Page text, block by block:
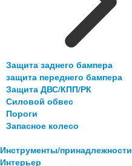
Защита заднего бампера
защита переднего бампера
Защита ДВС/КПП/РК
Силовой обвес
Пороги
Запасное колесо
Инструменты/принадлежности
Интерьер